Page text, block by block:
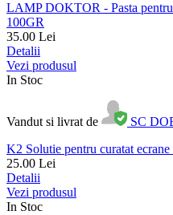
LAMP DOKTOR - Pasta
100GR
35.00 Lei
Detalii
Vezi produsul
In Stoc
Vandut si livrat de
SC
K2 Solutie pentru curatat
25.00 Lei
Detalii
Vezi produsul
In Stoc